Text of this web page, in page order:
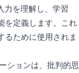
力を理解し、学習
を定義します。これ
るために使用されま
ションは、批判的思